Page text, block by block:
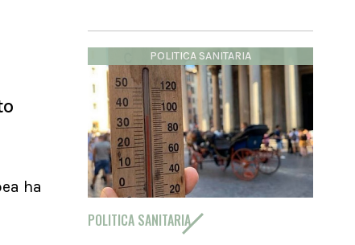
ha
POLITICA SANITARIA
POLITICA SANITARIA